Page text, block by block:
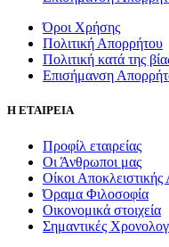
Όροι Χρήσης
Πολιτική Απορρήτου
Πολιτική κατά της
Επισήμανση
Η ΕΤΑΙΡΕΙΑ
Προφίλ εταιρείας
Οι Άνθρωποι μας
Οίκοι
Όραμα Φιλοσοφία
Οικονομικά στοιχεία
Σημαντικές